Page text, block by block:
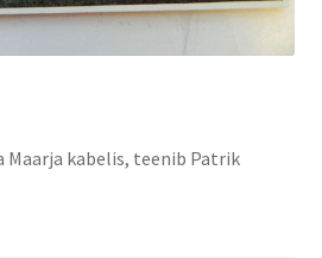
Maarja kabelis, teenib Patrik